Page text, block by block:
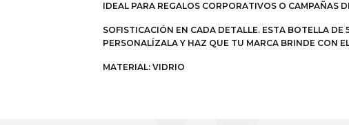
IDEAL PARA REGALOS CORPORATIVOS O CAMPAÑAS
SOFISTICACIÓN EN CADA DETALLE. ESTA BOTELLA DE
PERSONALÍZALA Y HAZ QUE TU MARCA BRINDE CON
MATERIAL: VIDRIO